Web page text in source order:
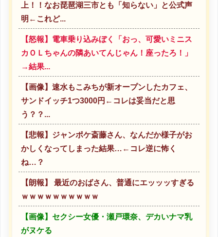
上！！なお琵琶湖三市とも「知らない」と公式声
明←これど...
【怒報】電車乗り込みぼく「おっ、可愛いミニス
カＯＬちゃんの隣あいてんじゃん！座ったろ！」
→結果...
【画像】速水もこみちが新オープンしたカフェ、
サンドイッチ1つ3000円←コレは妥当だと思
う？？...
【悲報】ジャンポケ斎藤さん、なんだか様子がお
かしくなってしまった結果…←コレ逆に怖く
ね…？
【朗報】 最近のおばさん、普通にエッッッすぎる
ｗｗｗｗｗｗｗｗｗｗ
【画像】セクシー女優・瀬戸環奈、デカいナマ乳
がヌケる